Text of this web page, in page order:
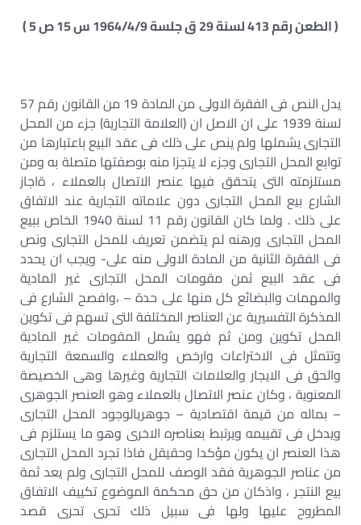
( الطعن رقم 413 لسنة 29 ق جلسة 1964/4/9 س 15 ص 5 )
يدل النص فى الفقرة الاولى من المادة 19 من القانون رقم 57
لسنة 1939 على ان الاصل ان (العلامة التجارية) جزء من المحل
التجارى يشملها ولم ينص على ذلك فى عقد البيع باعتبارها من
توابع المحل التجارى وجزء لا يتجزا منه بوصفتها متصلة به ومن
مستلزمته التى يتحقق فيها عنصر الاتصال بالعملاء ، ةاجاز
الشارع بيع المحل التجارى دون علاماته التجارية عند الاتفاق
على ذلك . ولما كان القانون رقم 11 لسنة 1940 الخاص ببيع
المحل التجارى ورهنه لم يتضمن تعريف للمحل التجارى ونص
فى الفقرة الثانية من المادة الاولى منه على- ويجب ان يحدد
فى عقد البيع ثمن مقومات المحل التجارى غير المادية
والمهمات والبضائع كل منها على حدة – ،وافصح الشارع فى
المذكرة التفسيرية عن العناصر المختلفة التى تسهم فى تكوين
المحل تكوين ومن ثم فهو يشمل المقومات غير المادية
وتتمثل فى الاختراعات وارخص والعملاء والسمعة التجارية
والحق فى الايجار والعلامات التجارية وغيرها وهى الخصيصة
المعنوية ، وكان عنصر الاتصال بالعملاء وهو العنصر الجوهرى
– بماله من قيمة اقتصادية – جوهريالوجود المحل التجارى
ويدخل فى تقييمه ويرتبط بعناصره الاخرى وهو ما يستلزم فى
هذا العنصر ان يكون مؤكدا وحقيقل فاذا تجرد المحل التجارى
من عناصر الجوهرية فقد الوصف للمحل التجارى ولم يعد ثمة
بيع النتجر ، واذكان من حق محكمة الموضوع تكييف الاتفاق
المطروح عليها ولها فى سبيل ذلك تحرى تحرى قصد